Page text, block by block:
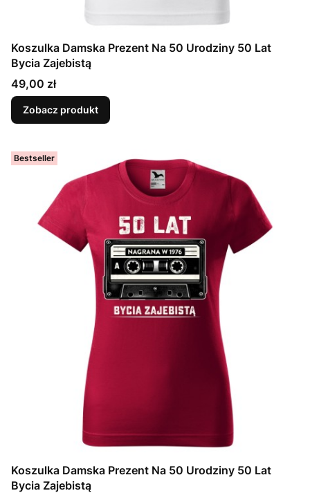
Koszulka Damska Prezent Na 50 Urodziny 50 Lat
Bycia Zajebistą
Cena
49,00 zł
Zobacz produkt
Bestseller
Koszulka Damska Prezent Na 50 Urodziny 50 Lat
Bycia Zajebistą